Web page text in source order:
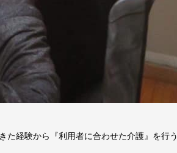
た経験から『利用者に合わせた介護』を行う